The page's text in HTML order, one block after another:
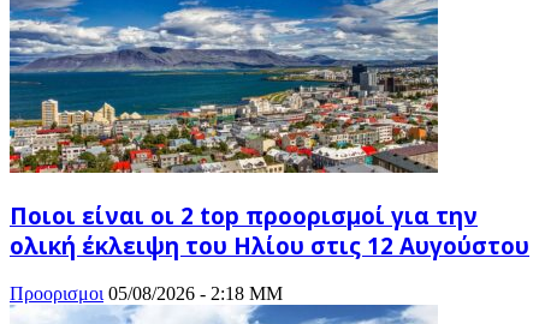
Ποιοι είναι οι 2 top προορισμοί για την
ολική έκλειψη του Ηλίου στις 12 Αυγούστου
Προορισμοι 05/08/2026 - 2:18 ΜΜ